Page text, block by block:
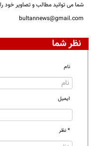
شما می توانید مطالب و تصاویر خود
bultannews@gmail.com
نظر شما
نام
ایمیل
* نظر